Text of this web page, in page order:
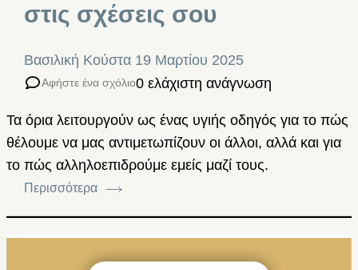
στις σχέσεις σου
Βασιλική Κούστα 19 Μαρτίου 2025
Αφήστε ένα σχόλιο0 ελάχιστη ανάγνωση
Τα όρια λειτουργούν ως ένας υγιής οδηγός για το πώς
θέλουμε να μας αντιμετωπίζουν οι άλλοι, αλλά και για
το πώς αλληλοεπιδρούμε εμείς μαζί τους.
Περισσότερα